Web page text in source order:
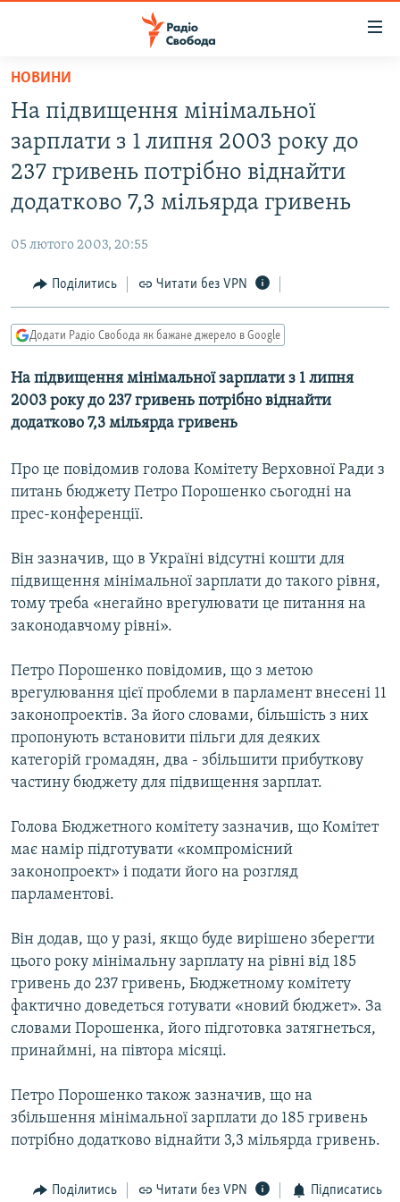
Перейти
основного
матеріалу
Перейти
до
основної
Перейти
пошуку
ВСЕ ЗА ДОБУ
СТАТТІ
КУЛЬТУРА
СПОРТ
СВІТ
ДОНБАС.РЕАЛІЇ
КРИМ.РЕАЛІЇ
ТИ ЯК?
ПРИАЗОВ’Я
КИТАЙ.ВИКЛИКИ
ФОТО
СПЕЦПРОЄКТИ
КРИМ РЕАЛІЇ
РУС
КТАТ
Усі сайти RFE/RL
НОВИНИ
На підвищення мінімальної
зарплати з 1 липня 2003 року до
237 гривень потрібно віднайти
додатково 7,3 мільярда гривень
05 лютого 2003, 20:55
Поділитись Читати без VPN
Додати Радіо Свобода як бажане джерело в Google
На підвищення мінімальної зарплати з 1 липня
2003 року до 237 гривень потрібно віднайти
додатково 7,3 мільярда гривень
Про це повідомив голова Комітету Верховної Ради з
питань бюджету Петро Порошенко сьогодні на
прес-конференції.
Він зазначив, що в Україні відсутні кошти для
підвищення мінімальної зарплати до такого рівня,
тому треба «негайно врегулювати це питання на
законодавчому рівні».
Петро Порошенко повідомив, що з метою
врегулювання цієї проблеми в парламент внесені 11
законопроектів. За його словами, більшість з них
пропонують встановити пільги для деяких
категорій громадян, два - збільшити прибуткову
частину бюджету для підвищення зарплат.
Голова Бюджетного комітету зазначив, що Комітет
має намір підготувати «компромісний
законопроект» і подати його на розгляд
парламентові.
Він додав, що у разі, якщо буде вирішено зберегти
цього року мінімальну зарплату на рівні від 185
гривень до 237 гривень, Бюджетному комітету
фактично доведеться готувати «новий бюджет». За
словами Порошенка, його підготовка затягнеться,
принаймні, на півтора місяці.
Петро Порошенко також зазначив, що на
збільшення мінімальної зарплати до 185 гривень
потрібно додатково віднайти 3,3 мільярда гривень.
Поділитись Читати без VPN Підписатись